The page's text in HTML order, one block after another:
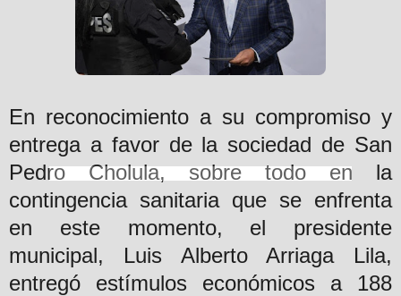
En reconocimiento a su compromiso y
entrega a favor de la sociedad de San
Pedro Cholula, sobre todo en la
contingencia sanitaria que se enfrenta
en este momento, el presidente
municipal, Luis Alberto Arriaga Lila,
entregó estímulos económicos a 188